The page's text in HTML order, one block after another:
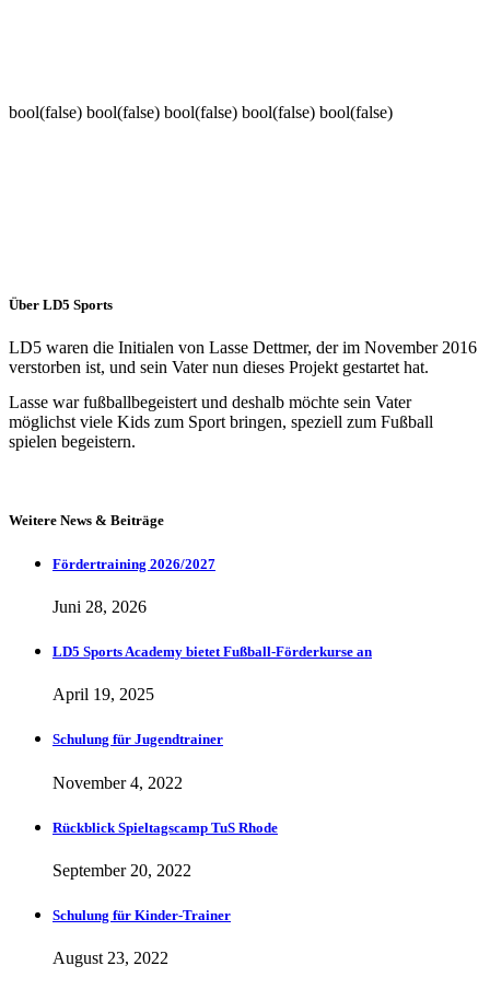
bool(false) bool(false) bool(false) bool(false) bool(false)
Über LD5 Sports
LD5 waren die Initialen von Lasse Dettmer, der im November 2016
verstorben ist, und sein Vater nun dieses Projekt gestartet hat.
Lasse war fußballbegeistert und deshalb möchte sein Vater
möglichst viele Kids zum Sport bringen, speziell zum Fußball
spielen begeistern.
Weitere News & Beiträge
Fördertraining 2026/2027
Juni 28, 2026
LD5 Sports Academy bietet Fußball-Förderkurse an
April 19, 2025
Schulung für Jugendtrainer
November 4, 2022
Rückblick Spieltagscamp TuS Rhode
September 20, 2022
Schulung für Kinder-Trainer
August 23, 2022